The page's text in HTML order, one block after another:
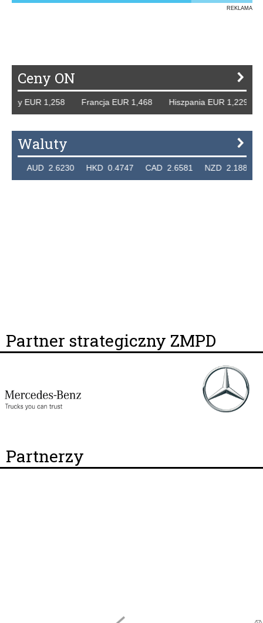
REKLAMA
Ceny ON
1,258 Francja EUR 1,468 Hiszpania EUR 1,229 WB
Waluty
2.6230 HKD 0.4747 CAD 2.6581 NZD 2.1889 SGD
Partner strategiczny ZMPD
Partnerzy